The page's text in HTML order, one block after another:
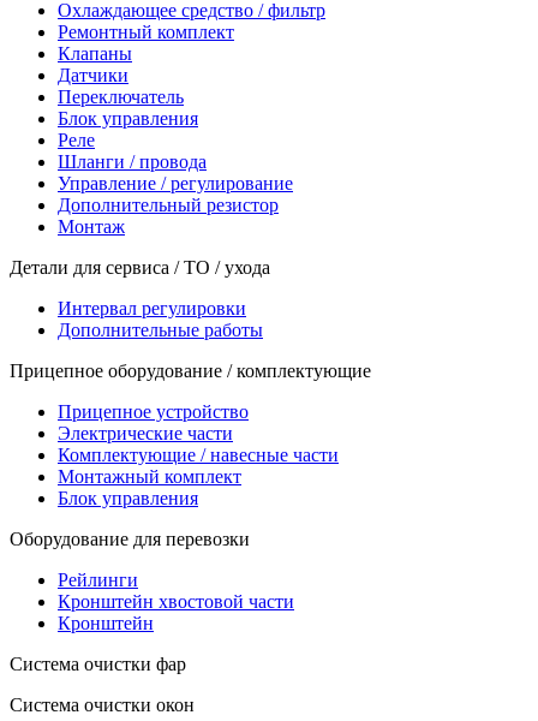
Охлаждающее средство / фильтр
Ремонтный комплект
Клапаны
Датчики
Переключатель
Блок управления
Реле
Шланги / провода
Управление / регулирование
Дополнительный резистор
Монтаж
Детали для сервиса / ТО / ухода
Интервал регулировки
Дополнительные работы
Прицепное оборудование / комплектующие
Прицепное устройство
Электрические части
Комплектующие / навесные части
Монтажный комплект
Блок управления
Оборудование для перевозки
Рейлинги
Кронштейн хвостовой части
Кронштейн
Система очистки фар
Система очистки окон